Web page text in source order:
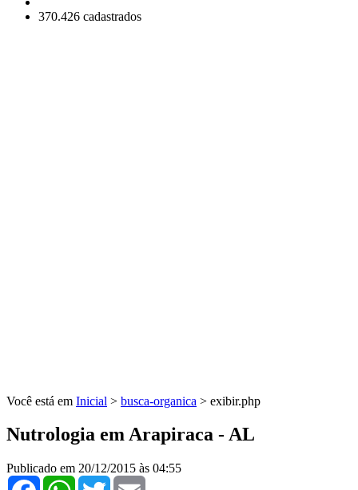
370.426 cadastrados
Você está em Inicial > busca-organica > exibir.php
Nutrologia em Arapiraca - AL
Publicado em 20/12/2015 às 04:55
FacebookWhatsAppTwitter